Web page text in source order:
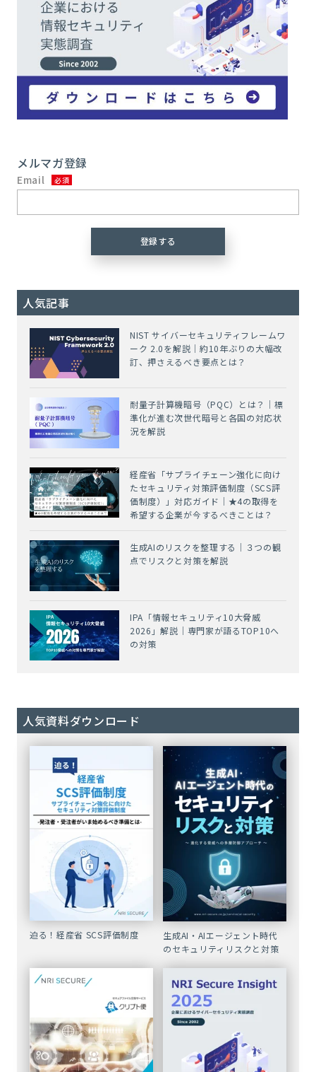
メルマガ登録
Email
人気記事
NIST サイバーセキュリティフレームワ
ーク 2.0を解説｜約10年ぶりの大幅改
訂、押さえるべき要点とは？
耐量子計算機暗号（PQC）とは？｜標
準化が進む次世代暗号と各国の対応状
況を解説
経産省「サプライチェーン強化に向け
たセキュリティ対策評価制度（SCS評
価制度）」対応ガイド｜★4の取得を
希望する企業が今するべきことは？
生成AIのリスクを整理する｜３つの観
点でリスクと対策を解説
IPA「情報セキュリティ10大脅威
2026」解説｜専門家が語るTOP10へ
の対策
人気資料ダウンロード
迫る！経産省 SCS評価制度
生成AI・AIエージェント時代
のセキュリティリスクと対策